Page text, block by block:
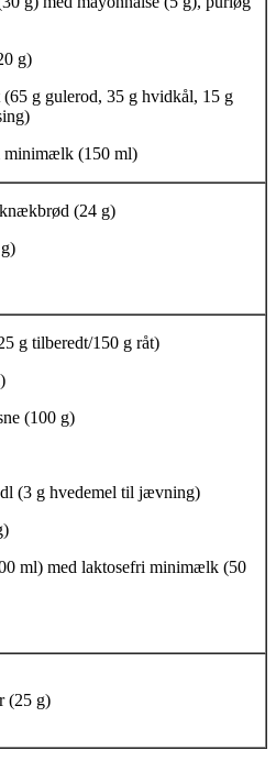
g)
(65 g gulerod, 35 g hvidkål, 15 g
minimælk (150 ml)
(24 g)
g tilberedt/150 g råt)
(100 g)
(3 g hvedemel til jævning)
ml) med laktosefri minimælk (50
(25 g)